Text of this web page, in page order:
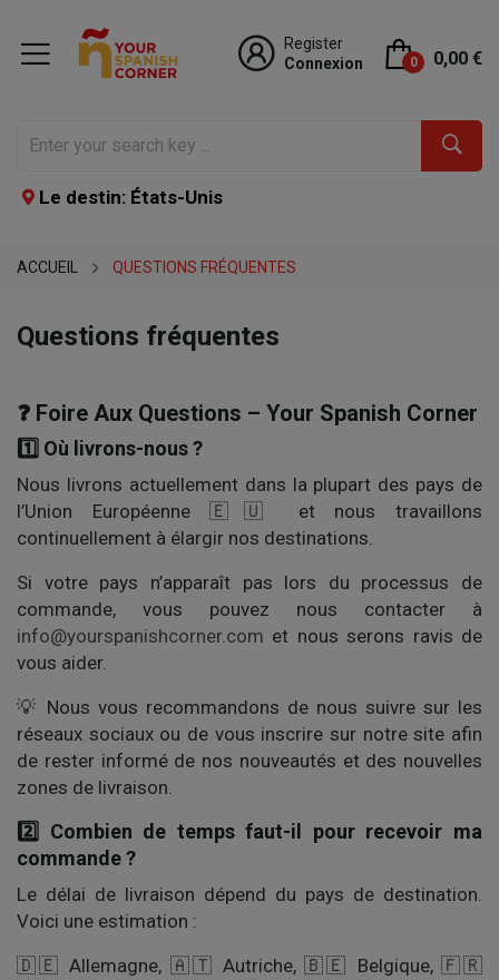
Register
Connexion
0 0,00 €
Le destin: États-Unis
ACCUEIL QUESTIONS FRÉQUENTES
Questions fréquentes
❓ Foire Aux Questions – Your Spanish Corner
1️⃣ Où livrons-nous ?
Nous livrons actuellement dans la plupart des pays de
l’Union Européenne 🇪🇺 et nous travaillons
continuellement à élargir nos destinations.
Si votre pays n’apparaît pas lors du processus de
commande, vous pouvez nous contacter à
info@yourspanishcorner.com et nous serons ravis de
vous aider.
💡 Nous vous recommandons de nous suivre sur les
réseaux sociaux ou de vous inscrire sur notre site afin
de rester informé de nos nouveautés et des nouvelles
zones de livraison.
2️⃣ Combien de temps faut-il pour recevoir ma
commande ?
Le délai de livraison dépend du pays de destination.
Voici une estimation :
🇩🇪 Allemagne, 🇦🇹 Autriche, 🇧🇪 Belgique, 🇫🇷